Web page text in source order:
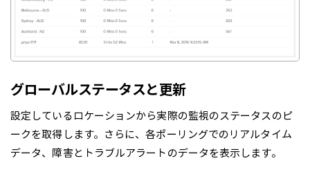
グローバルステータスと更新
設定しているロケーションから実際の監視のステータスのピ
ークを取得します。さらに、各ポーリングでのリアルタイム
データ、障害とトラブルアラートのデータを表示します。